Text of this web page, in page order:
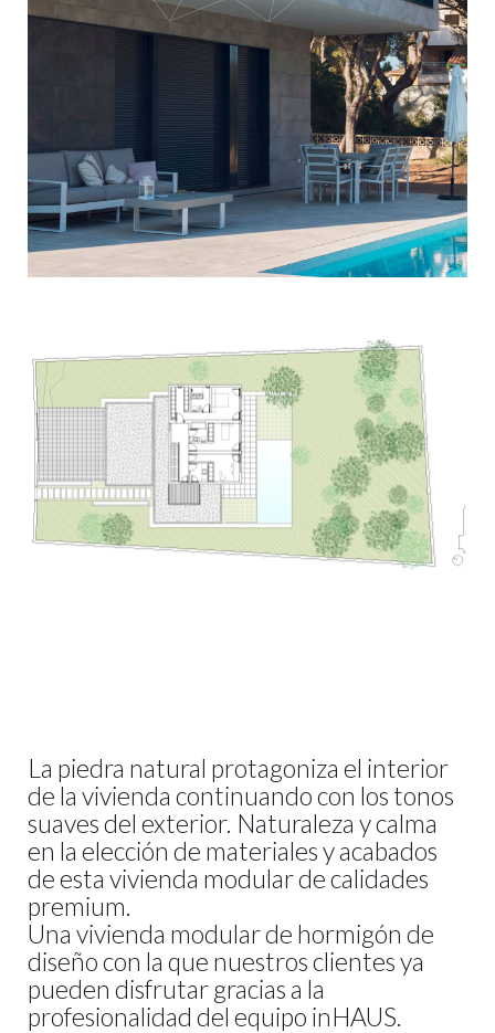
La piedra natural protagoniza el interior
de la vivienda continuando con los tonos
suaves del exterior. Naturaleza y calma
en la elección de materiales y acabados
de esta vivienda modular de calidades
premium.
Una vivienda modular de hormigón de
diseño con la que nuestros clientes ya
pueden disfrutar gracias a la
profesionalidad del equipo inHAUS.